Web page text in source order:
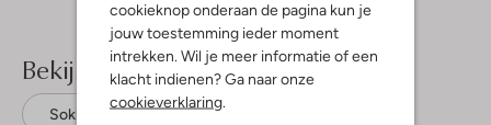
cookieknop onderaan de pagina kun je
jouw toestemming ieder moment
intrekken. Wil je meer informatie of een
klacht indienen? Ga naar onze
cookieverklaring
Bekijk meer
Sokken Happy Socks